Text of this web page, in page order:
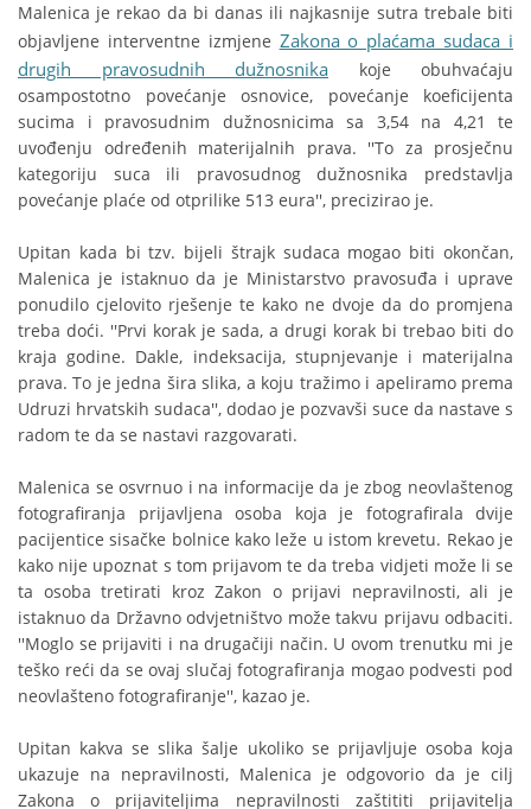
Malenica je rekao da bi danas ili najkasnije sutra trebale biti
objavljene interventne izmjene Zakona o plaćama sudaca i
drugih pravosudnih dužnosnika koje obuhvaćaju
osampostotno povećanje osnovice, povećanje koeficijenta
sucima i pravosudnim dužnosnicima sa 3,54 na 4,21 te
uvođenju određenih materijalnih prava. ''To za prosječnu
kategoriju suca ili pravosudnog dužnosnika predstavlja
povećanje plaće od otprilike 513 eura'', precizirao je.
Upitan kada bi tzv. bijeli štrajk sudaca mogao biti okončan,
Malenica je istaknuo da je Ministarstvo pravosuđa i uprave
ponudilo cjelovito rješenje te kako ne dvoje da do promjena
treba doći. ''Prvi korak je sada, a drugi korak bi trebao biti do
kraja godine. Dakle, indeksacija, stupnjevanje i materijalna
prava. To je jedna šira slika, a koju tražimo i apeliramo prema
Udruzi hrvatskih sudaca'', dodao je pozvavši suce da nastave s
radom te da se nastavi razgovarati.
Malenica se osvrnuo i na informacije da je zbog neovlaštenog
fotografiranja prijavljena osoba koja je fotografirala dvije
pacijentice sisačke bolnice kako leže u istom krevetu. Rekao je
kako nije upoznat s tom prijavom te da treba vidjeti može li se
ta osoba tretirati kroz Zakon o prijavi nepravilnosti, ali je
istaknuo da Državno odvjetništvo može takvu prijavu odbaciti.
''Moglo se prijaviti i na drugačiji način. U ovom trenutku mi je
teško reći da se ovaj slučaj fotografiranja mogao podvesti pod
neovlašteno fotografiranje'', kazao je.
Upitan kakva se slika šalje ukoliko se prijavljuje osoba koja
ukazuje na nepravilnosti, Malenica je odgovorio da je cilj
Zakona o prijaviteljima nepravilnosti zaštititi prijavitelja